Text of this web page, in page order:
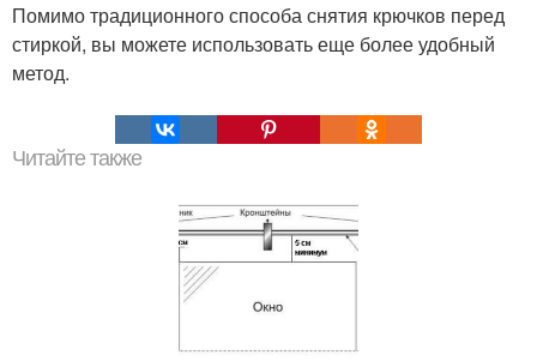
Помимо традиционного способа снятия крючков перед
стиркой, вы можете использовать еще более удобный
метод.
Читайте также